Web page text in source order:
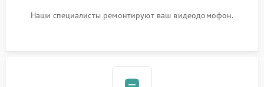
Наши специалисты ремонтируют ваш видеодомофон.